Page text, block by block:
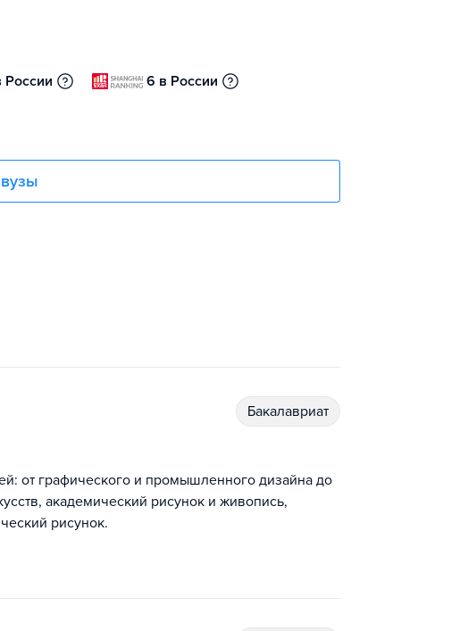
России 6 в России
бакалавриат
от графического и промышленного дизайна до
академический рисунок и живопись,
рисунок.